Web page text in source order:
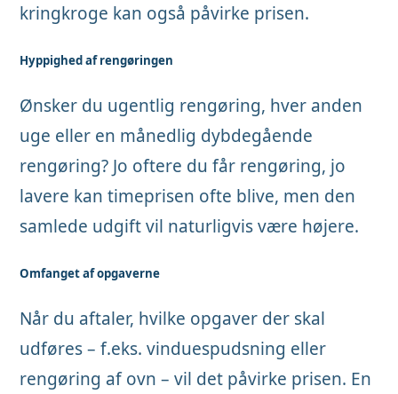
kringkroge kan også påvirke prisen.
Hyppighed af rengøringen
Ønsker du ugentlig rengøring, hver anden
uge eller en månedlig dybdegående
rengøring? Jo oftere du får rengøring, jo
lavere kan timeprisen ofte blive, men den
samlede udgift vil naturligvis være højere.
Omfanget af opgaverne
Når du aftaler, hvilke opgaver der skal
udføres – f.eks. vinduespudsning eller
rengøring af ovn – vil det påvirke prisen. En